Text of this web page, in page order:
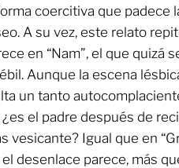
coercitiva que padece
A su vez, este relato
en “Nam”, el que quizá
Aunque la escena
un tanto
el padre después de
vesicante? Igual que en
desenlace parece, más